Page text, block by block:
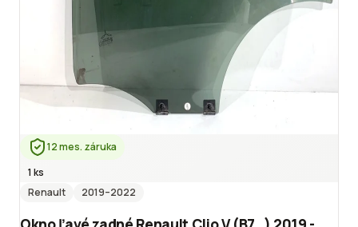
12 mes. záruka
1 ks
Renault
2019–2022